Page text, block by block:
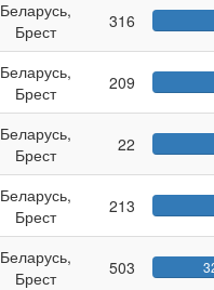
Беларусь,
Брест
316
Беларусь,
Брест
209
Беларусь,
Брест
22
Беларусь,
Брест
213
Беларусь,
Брест
503